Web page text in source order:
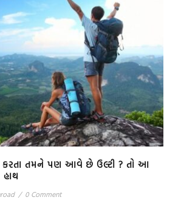
કરતા તમને પણ આવે છે ઉલ્ટી ? તો આ
/ 0 Comment